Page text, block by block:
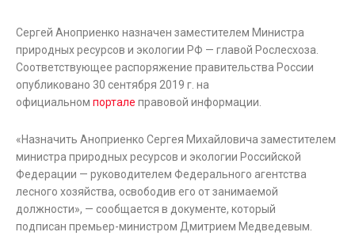
Сергей Аноприенко назначен заместителем Министра
природных ресурсов и экологии РФ — главой Рослесхоза.
Соответствующее распоряжение правительства России
опубликовано 30 сентября 2019 г. на
официальном портале правовой информации.
«Назначить Аноприенко Сергея Михайловича заместителем
министра природных ресурсов и экологии Российской
Федерации — руководителем Федерального агентства
лесного хозяйства, освободив его от занимаемой
должности», — сообщается в документе, который
подписан премьер-министром Дмитрием Медведевым.